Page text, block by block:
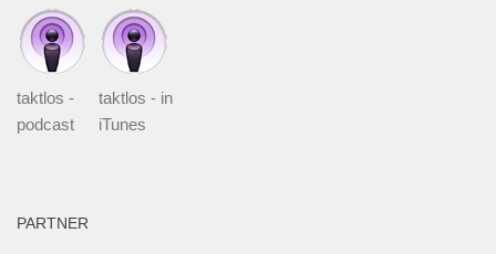
taktlos -
podcast
taktlos - in
iTunes
PARTNER